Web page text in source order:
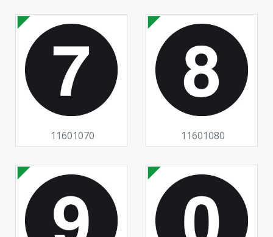
11601070 11601080